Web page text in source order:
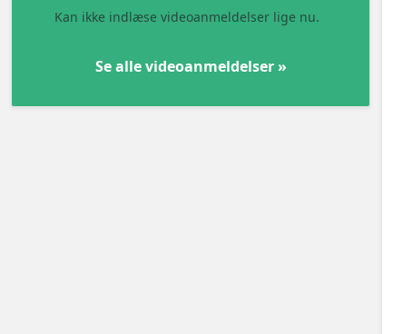
Kan ikke indlæse videoanmeldelser lige nu.
Se alle videoanmeldelser »